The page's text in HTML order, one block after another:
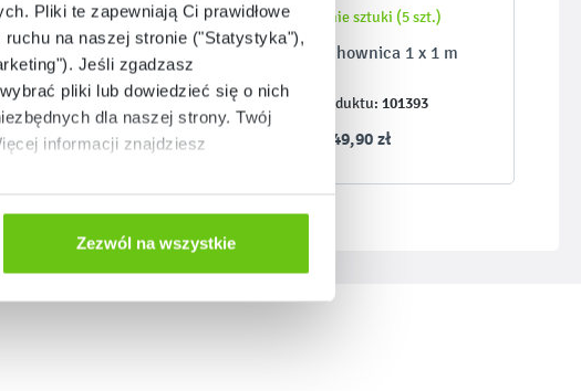
Pliki te zapewniają Ci prawidłowe
na naszej stronie ("Statystyka"),
Jeśli zgadzasz
pliki lub dowiedzieć się o nich
dla naszej strony. Twój
informacji znajdziesz
Zezwól na wszystkie
545001
zł
Ostatnie sztuki (5 szt.)
Mata Szachownica 1 x 1 m
Kod produktu: 101393
349,90 zł